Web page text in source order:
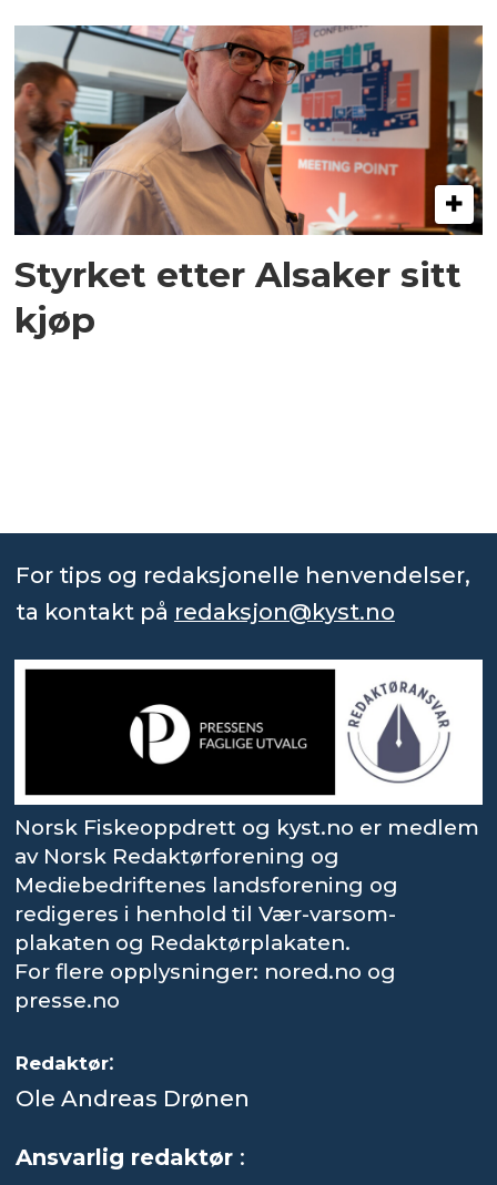
Styrket etter Alsaker sitt
kjøp
For tips og redaksjonelle henvendelser,
ta kontakt på redaksjon@kyst.no
Norsk Fiskeoppdrett og kyst.no er medlem
av Norsk Redaktørforening og
Mediebedriftenes landsforening og
redigeres i henhold til Vær-varsom-
plakaten og Redaktørplakaten.
For flere opplysninger: nored.no og
presse.no
Redaktør:
Ole Andreas Drønen
Ansvarlig redaktør :